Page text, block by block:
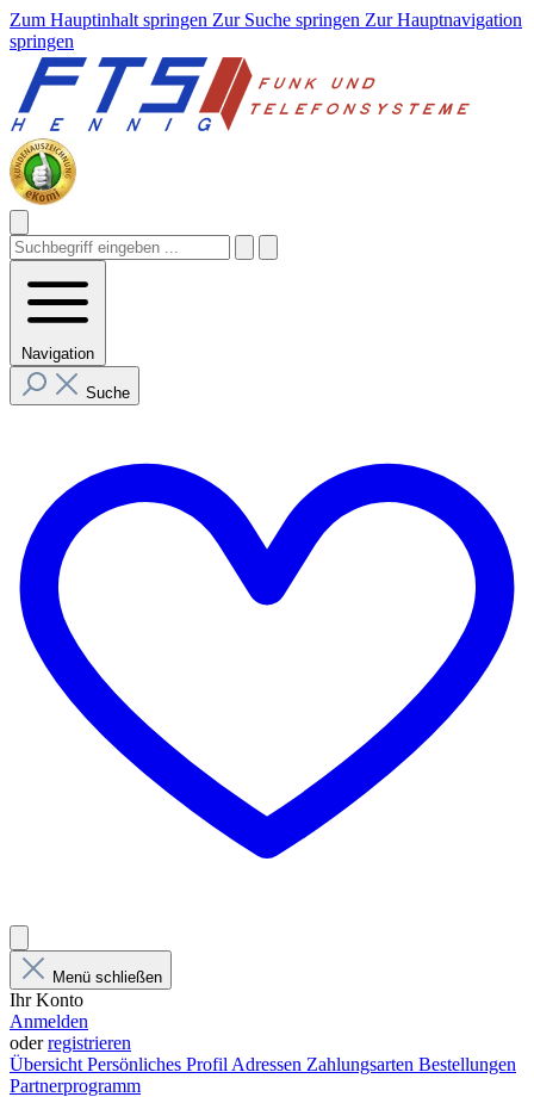
Zum Hauptinhalt springen Zur Suche springen Zur Hauptnavigation
springen
Navigation
Suche
Menü schließen
Ihr Konto
Anmelden
oderregistrieren
Übersicht Persönliches Profil Adressen Zahlungsarten Bestellungen
Partnerprogramm